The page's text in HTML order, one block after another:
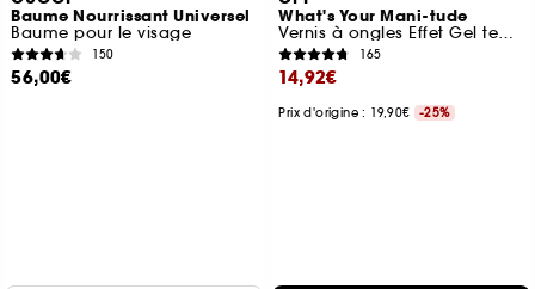
Baume Nourrissant Universel
Baume pour le visage
150
56,00€
What's Your Mani-tude
Vernis à ongles Effet Gel tenue jusqu'à 11 jours
165
14,92€
Prix d'origine : 19,90€ -25%